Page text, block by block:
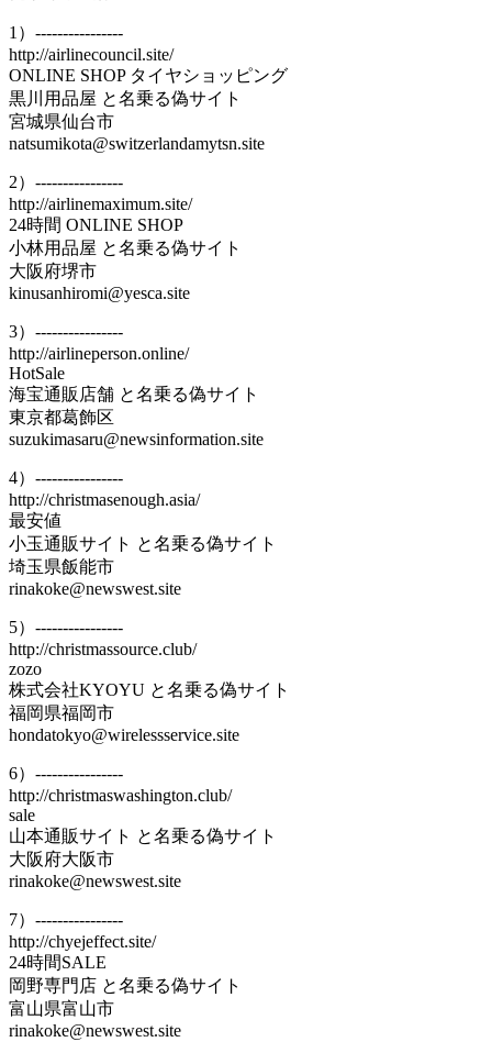
1）----------------
http://airlinecouncil.site/
ONLINE SHOP タイヤショッピング
黒川用品屋 と名乗る偽サイト
宮城県仙台市
natsumikota@switzerlandamytsn.site
2）----------------
http://airlinemaximum.site/
24時間 ONLINE SHOP
小林用品屋 と名乗る偽サイト
大阪府堺市
kinusanhiromi@yesca.site
3）----------------
http://airlineperson.online/
HotSale
海宝通販店舗 と名乗る偽サイト
東京都葛飾区
suzukimasaru@newsinformation.site
4）----------------
http://christmasenough.asia/
最安値
小玉通販サイト と名乗る偽サイト
埼玉県飯能市
rinakoke@newswest.site
5）----------------
http://christmassource.club/
zozo
株式会社KYOYU と名乗る偽サイト
福岡県福岡市
hondatokyo@wirelessservice.site
6）----------------
http://christmaswashington.club/
sale
山本通販サイト と名乗る偽サイト
大阪府大阪市
rinakoke@newswest.site
7）----------------
http://chyejeffect.site/
24時間SALE
岡野専門店 と名乗る偽サイト
富山県富山市
rinakoke@newswest.site